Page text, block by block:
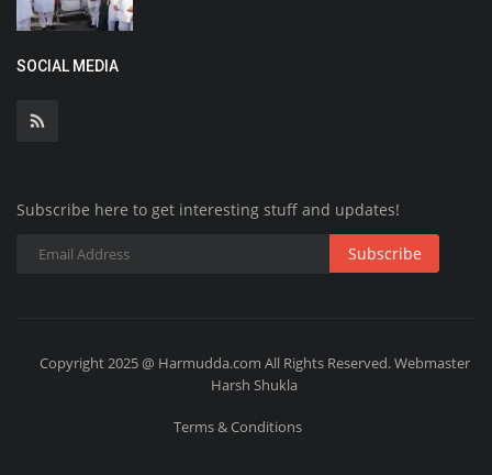
SOCIAL MEDIA
Subscribe here to get interesting stuff and updates!
Subscribe
Copyright 2025 @ Harmudda.com All Rights Reserved. Webmaster
Harsh Shukla
Terms & Conditions